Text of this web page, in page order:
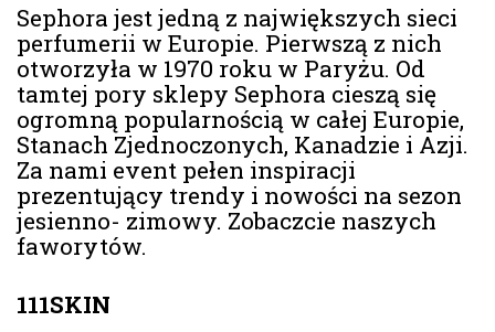
Sephora jest jedną z największych sieci
perfumerii w Europie. Pierwszą z nich
otworzyła w 1970 roku w Paryżu. Od
tamtej pory sklepy Sephora cieszą się
ogromną popularnością w całej Europie,
Stanach Zjednoczonych, Kanadzie i Azji.
Za nami event pełen inspiracji
prezentujący trendy i nowości na sezon
jesienno- zimowy. Zobaczcie naszych
faworytów.
111SKIN